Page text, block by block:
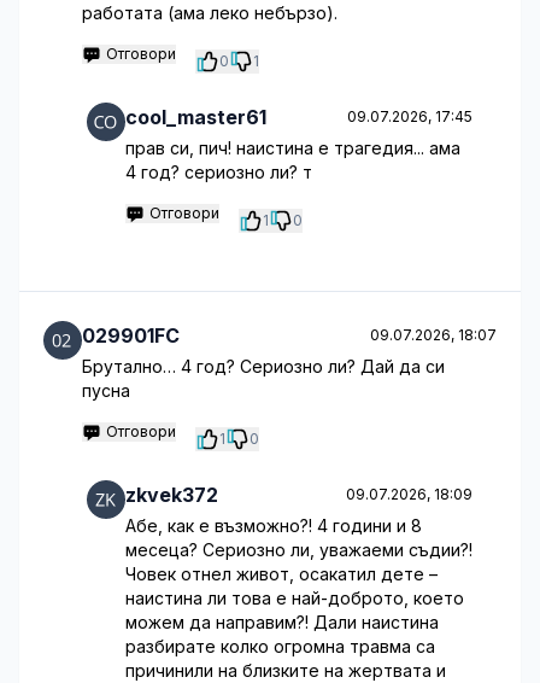
работата (ама леко небързо).
Отговори 0 1
cool_master61 09.07.2026, 17:45
прав си, пич! наистина е трагедия... ама
4 год? сериозно ли? т
Отговори 1 0
029901FC 09.07.2026, 18:07
Брутално… 4 год? Сериозно ли? Дай да си
пусна
Отговори 1 0
zkvek372 09.07.2026, 18:09
Абе, как е възможно?! 4 години и 8
месеца? Сериозно ли, уважаеми съдии?!
Човек отнел живот, осакатил дете –
наистина ли това е най-доброто, което
можем да направим?! Дали наистина
разбирате колко огромна травма са
причинили на близките на жертвата и